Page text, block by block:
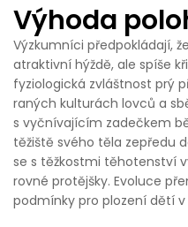
Výhoda
Výzkumníci předpokládají,
atraktivní hýždě, ale spíše
fyziologická zvláštnost prý
raných kulturách lovců a
s vyčnívajícím zadečkem
těžiště svého těla zepředu
se s těžkostmi těhotenství
rovné protějšky. Evoluce
podmínky pro plození dětí v